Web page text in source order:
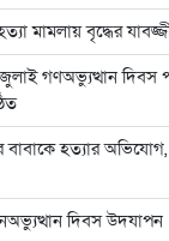
মামলায় বৃদ্ধের
গণঅভ্যুত্থান দিবস
বাবাকে হত্যার
দিবস উদযাপন